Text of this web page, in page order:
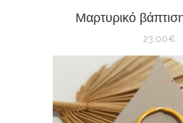
Μαρτυρικό
23,00€